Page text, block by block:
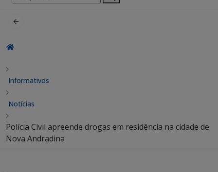
por:
Informativos
Notícias
Polícia Civil apreende drogas em residência na cidade de
Nova Andradina